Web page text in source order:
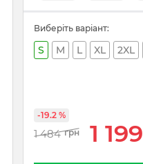
Виберіть варіант:
S M L XL 2XL
1 484 грн 1 199
-19.2 %